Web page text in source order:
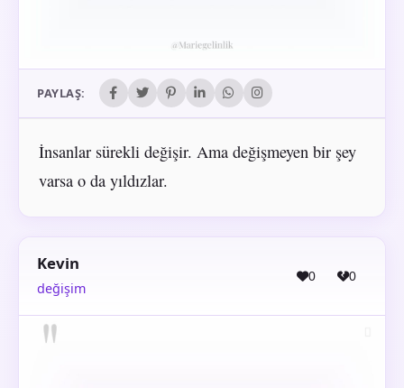
PAYLAŞ:
İnsanlar sürekli değişir. Ama değişmeyen bir şey
varsa o da yıldızlar.
Kevin
değişim
0 0